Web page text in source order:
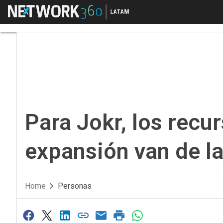
Menú
Para Jokr, los
expansión van de
Home Personas